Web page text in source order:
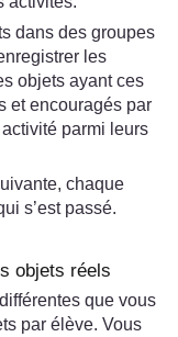
dans des groupes
les
objets ayant ces
et encouragés par
activité parmi leurs
chaque
s’est passé.
objets réels
que vous
par élève. Vous